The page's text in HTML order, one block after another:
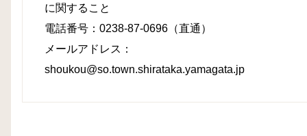
に関すること
電話番号：0238-87-0696（直通）
メールアドレス：
shoukou@so.town.shirataka.yamagata.jp